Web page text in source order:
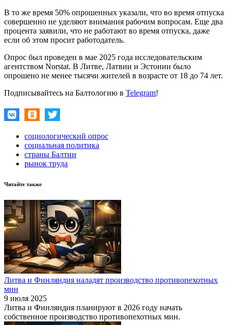
В то же время 50% опрошенных указали, что во время отпуска
совершенно не уделяют внимания рабочим вопросам. Еще два
процента заявили, что не работают во время отпуска, даже
если об этом просит работодатель.
Опрос был проведен в мае 2025 года исследовательским
агентством Norstat. В Литве, Латвии и Эстонии было
опрошено не менее тысячи жителей в возрасте от 18 до 74 лет.
Подписывайтесь на Балтологию в Telegram!
социологический опрос
социальная политика
страны Балтии
рынок труда
Читайте также
Литва и Финляндия наладят производство противопехотных
мин
9 июля 2025
Литва и Финляндия планируют в 2026 году начать
собственное производство противопехотных мин.